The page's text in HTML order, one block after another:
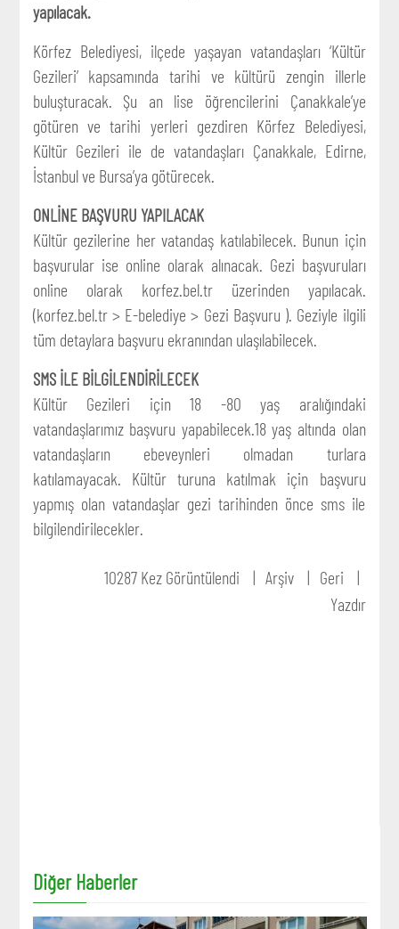
yapılacak.
Körfez Belediyesi, ilçede yaşayan vatandaşları ‘Kültür
Gezileri’ kapsamında tarihi ve kültürü zengin illerle
buluşturacak. Şu an lise öğrencilerini Çanakkale’ye
götüren ve tarihi yerleri gezdiren Körfez Belediyesi,
Kültür Gezileri ile de vatandaşları Çanakkale, Edirne,
İstanbul ve Bursa’ya götürecek.
ONLİNE BAŞVURU YAPILACAK
Kültür gezilerine her vatandaş katılabilecek. Bunun için
başvurular ise online olarak alınacak. Gezi başvuruları
online olarak korfez.bel.tr üzerinden yapılacak.
(korfez.bel.tr > E-belediye > Gezi Başvuru ). Geziyle ilgili
tüm detaylara başvuru ekranından ulaşılabilecek.
SMS İLE BİLGİLENDİRİLECEK
Kültür Gezileri için 18 -80 yaş aralığındaki
vatandaşlarımız başvuru yapabilecek.18 yaş altında olan
vatandaşların ebeveynleri olmadan turlara
katılamayacak. Kültür turuna katılmak için başvuru
yapmış olan vatandaşlar gezi tarihinden önce sms ile
bilgilendirilecekler.
10287 Kez Görüntülendi Arşiv
Geri
Yazdır
Diğer Haberler